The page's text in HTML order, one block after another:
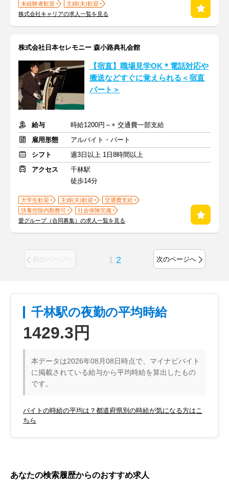
未経験者歓迎
主婦(夫)歓迎
株式会社キャリアの求人一覧を見る
株式会社日本セレモニー 森小路典礼会館
【宿直】職場見学OK＊電話対応や
搬送などすぐに覚えられる＜宿直
パート＞
給与
時給1200円～+ 交通費一部支給
雇用形態
アルバイト・パート
シフト
週3日以上 1日8時間以上
アクセス
千林駅
徒歩14分
大学生歓迎 主婦(夫)歓迎
交通費支給
扶養控除内勤務可
社会保険完備
愛グループ（合同募集）の求人一覧を見る
前のページへ 1 2 次のページへ
千林駅の夜勤の平均時給
1429.3円
本データは2026年08月08日時点で、マイナビバイト
に掲載されている給与から平均時給を算出したもの
です。
バイトの時給の平均は？都道府県別の時給が気になる方はこ
ちら
あなたの検索履歴からのおすすめ求人